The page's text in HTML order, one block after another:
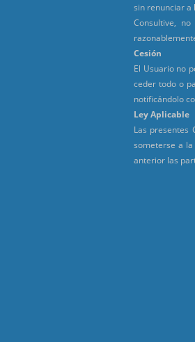
sin renunciar a
Consultive,
Cesión
El Usuario no
ceder todo o
notificándolo
Ley Aplicable
Las presentes
someterse a
anterior las